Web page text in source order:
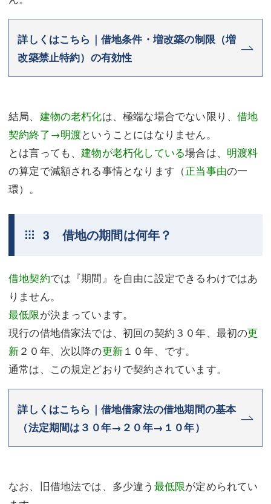
詳しくはこちら｜借地条件・増改築の制限（増
改築禁止特約）の有効性
結局、 建物の老朽化は、極端な場合でない限り、借地
契約終了→明渡ということにはなりません。
とは言っても、建物が老朽化している場合は、 明渡料
の算定で減額される事情となります（正当事由の一
環）。
3 借地の期間は何年？
借地契約では『期間』を自由に設定できるわけではあ
りません。
最低限が決まっています。
現行の借地借家法では、初回の契約３０年、最初の更
新２０年、次以降の更新１０年、です。
通常は、この規定どおりで契約されています。
詳しくはこちら｜借地借家法の借地期間の基本
（法定期間は３０年→２０年→１０年）
なお、旧借地法では、多少違う 最低限が定められてい